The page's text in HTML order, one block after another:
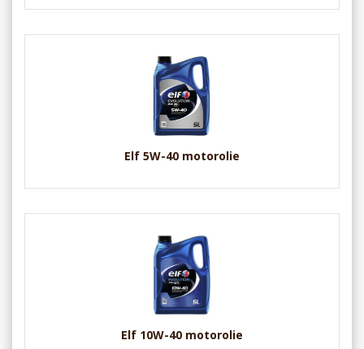
Elf 5W-40 motorolie
Elf 10W-40 motorolie